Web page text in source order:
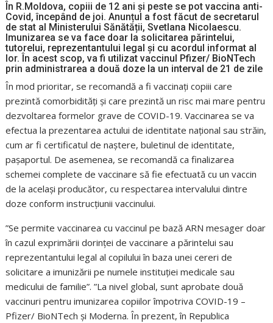
În R.Moldova, copiii de 12 ani și peste se pot vaccina anti-
Covid, începând de joi. Anunțul a fost făcut de secretarul
de stat al Ministerului Sănătății, Svetlana Nicolaescu.
Imunizarea se va face doar la solicitarea părintelui,
tutorelui, reprezentantului legal și cu acordul informat al
lor. În acest scop, va fi utilizat vaccinul Pfizer/ BioNTech
prin administrarea a două doze la un interval de 21 de zile
În mod prioritar, se recomandă a fi vaccinați copiii care
prezintă comorbidități și care prezintă un risc mai mare pentru
dezvoltarea formelor grave de COVID-19. Vaccinarea se va
efectua la prezentarea actului de identitate național sau străin,
cum ar fi certificatul de naștere, buletinul de identitate,
pașaportul. De asemenea, se recomandă ca finalizarea
schemei complete de vaccinare să fie efectuată cu un vaccin
de la același producător, cu respectarea intervalului dintre
doze conform instrucțiunii vaccinului.
”Se permite vaccinarea cu vaccinul pe bază ARN mesager doar
în cazul exprimării dorinței de vaccinare a părintelui sau
reprezentantului legal al copilului în baza unei cereri de
solicitare a imunizării pe numele instituției medicale sau
medicului de familie”. ”La nivel global, sunt aprobate două
vaccinuri pentru imunizarea copiilor împotriva COVID-19 –
Pfizer/ BioNTech și Moderna. În prezent, în Republica